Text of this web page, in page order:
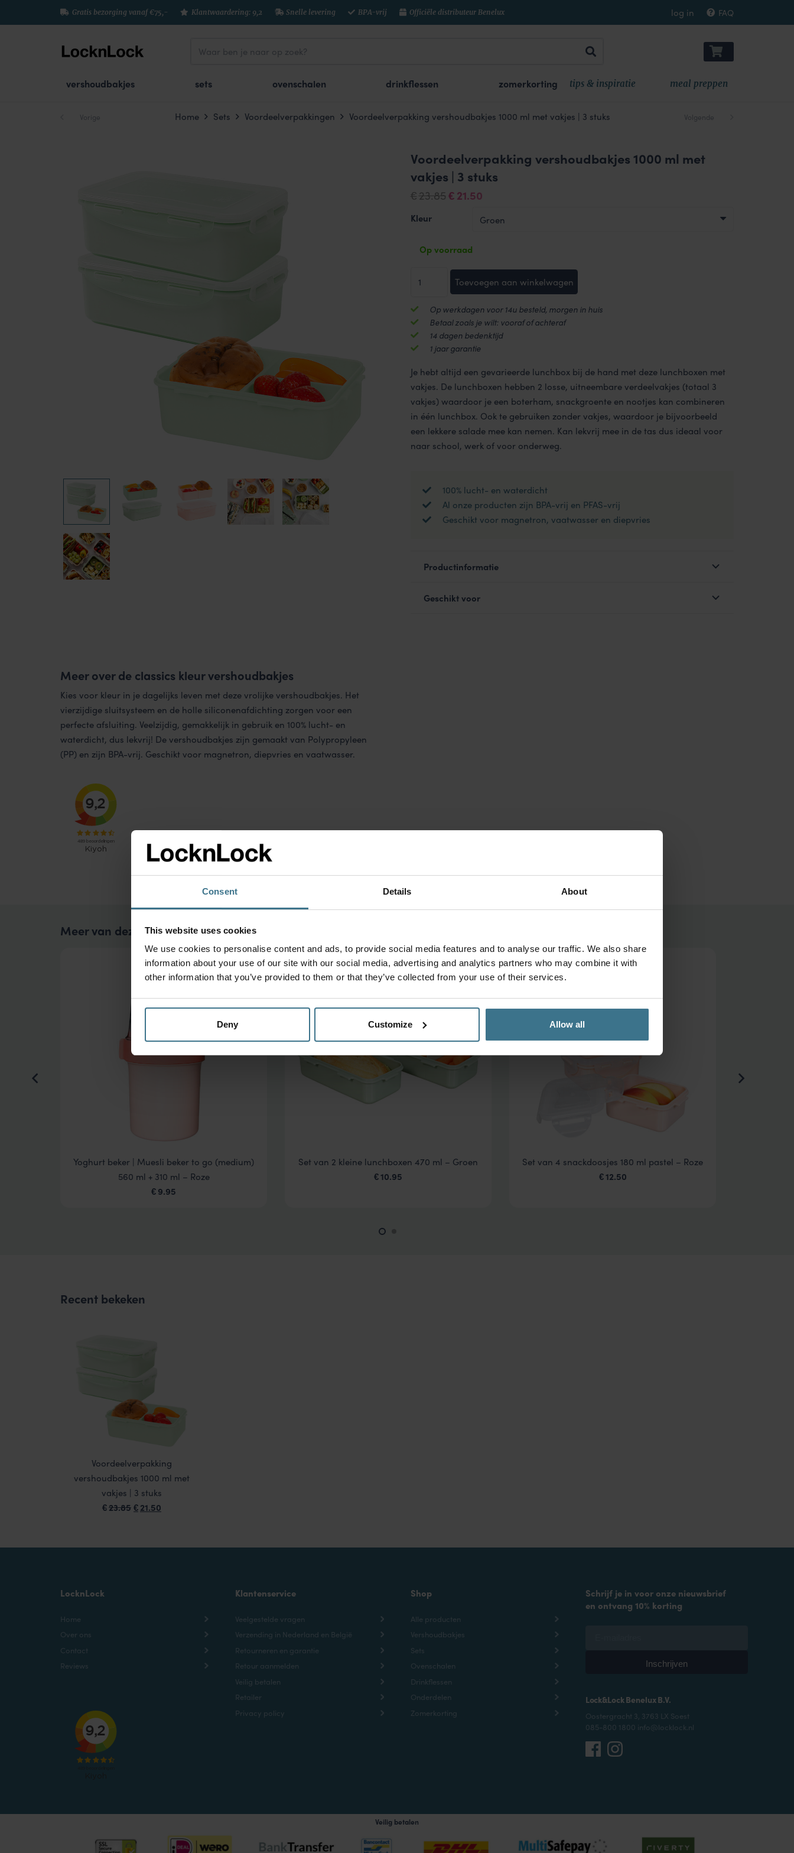
Consent Details About
This website uses cookies
We use cookies to personalise content and ads, to provide social media features and to analyse our traffic. We also share
information about your use of our site with our social media, advertising and analytics partners who may combine it with
other information that you’ve provided to them or that they’ve collected from your use of their services.
Deny Customize Allow all
Gratis bezorging vanaf €75,- Klantwaardering: 9,2 Snelle levering BPA-vrij Officiële distributeur Benelux log in FAQ
vershoudbakjes sets ovenschalen drinkflessen zomerkorting tips & inspiratie meal preppen
Vorige Home Sets Voordeelverpakkingen Voordeelverpakking vershoudbakjes 1000 ml met vakjes | 3 stuks Volgende
Voordeelverpakking vershoudbakjes 1000 ml met
vakjes | 3 stuks
€23.85Oorspronkelijke
€ 21.50Huidige
is:
Kleur
Op voorraad
Voordeelverpakking
vershoudbakjes
1000
ml
met
vakjes
3
stuks
aantal
Toevoegen aan winkelwagen
Op werkdagen voor 14u besteld, morgen in huis
Betaal zoals je wilt: vooraf of achteraf
14 dagen bedenktijd
1 jaar garantie
Je hebt altijd een gevarieerde lunchbox bij de hand met deze lunchboxen met
vakjes. De lunchboxen hebben 2 losse, uitneembare verdeelvakjes (totaal 3
vakjes) waardoor je een boterham, snackgroente en nootjes kan combineren
in één lunchbox. Ook te gebruiken zonder vakjes, waardoor je bijvoorbeeld
een lekkere salade mee kan nemen. Kan lekvrij mee in de tas dus ideaal voor
naar school, werk of voor onderweg.
100% lucht- en waterdicht
Al onze producten zijn BPA-vrij en PFAS-vrij
Geschikt voor magnetron, vaatwasser en diepvries
Productinformatie
Geschikt voor
Meer over de classics kleur vershoudbakjes
Kies voor kleur in je dagelijks leven met deze vrolijke vershoudbakjes. Het
vierzijdige sluitsysteem en de holle siliconenafdichting zorgen voor een
perfecte afsluiting. Veelzijdig, gemakkelijk in gebruik en 100% lucht- en
waterdicht, dus lekvrij! De vershoudbakjes zijn gemaakt van Polypropyleen
(PP) en zijn BPA-vrij. Geschikt voor magnetron, diepvries en vaatwasser.
Meer van deze collectie
Yoghurt beker | Muesli beker to go (medium)
560 ml + 310 ml – Roze
€ 9.95
Set van 2 kleine lunchboxen 470 ml – Groen
€10.95
Set van 4 snackdoosjes 180 ml pastel – Roze
€ 12.50
Recent bekeken
Voordeelverpakking
vershoudbakjes 1000 ml met
vakjes | 3 stuks
€23.85Oorspronkelijke
€23.85.
€ 21.50
€21.50.
LocknLock
Home
Over ons
Contact
Reviews
Klantenservice
Veelgestelde vragen
Verzending in Nederland en België
Retourneren en garantie
Retour aanmelden
Veilig betalen
Retailer
Privacy policy
Shop
Alle producten
Vershoudbakjes
Sets
Ovenschalen
Drinkflessen
Onderdelen
Zomerkorting
Schrijf je in voor onze nieuwsbrief
en ontvang 10% korting
Lock&Lock Benelux B.V.
Oostergracht 3, 3763 LX Soest
085-800 1800 info@locklock.nl
Veilig betalen